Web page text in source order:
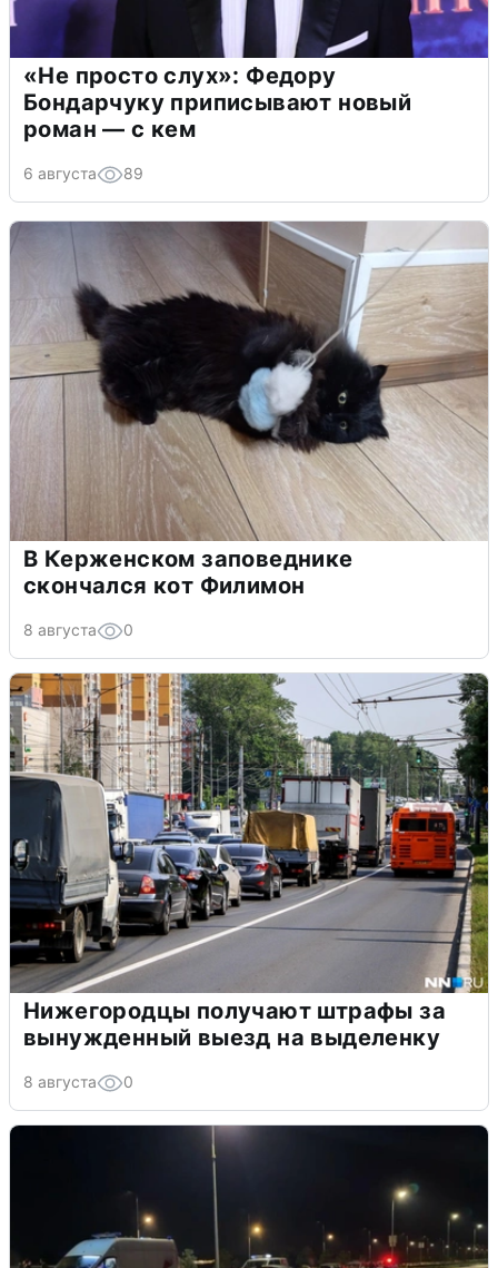
«Не просто слух»: Федору
Бондарчуку приписывают новый
роман — с кем
6 августа 89
В Керженском заповеднике
скончался кот Филимон
8 августа 0
Нижегородцы получают штрафы за
вынужденный выезд на выделенку
8 августа 0